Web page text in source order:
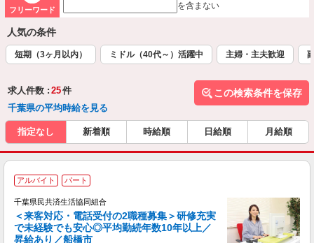
フリーワード を含まない
人気の条件
短期（3ヶ月以内） ミドル（40代～）活躍中 主婦・主夫歓迎
求人件数 : 25件
千葉県の平均時給を見る
この検索条件を保存
指定なし 新着順 時給順 日給順 月給順
アルバイト パート
千葉県民共済生活協同組合
＜来客対応・電話受付の2職種募集＞研修充実
で未経験でも安心◎平均勤続年数10年以上／
昇給あり／船橋市